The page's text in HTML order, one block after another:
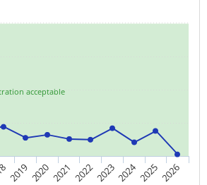
acceptable
201920202021 20222023202420252026